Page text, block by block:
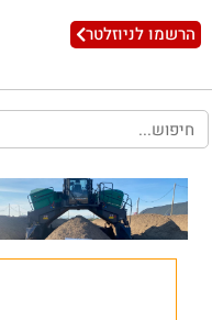
הרשמו לניוזלטר